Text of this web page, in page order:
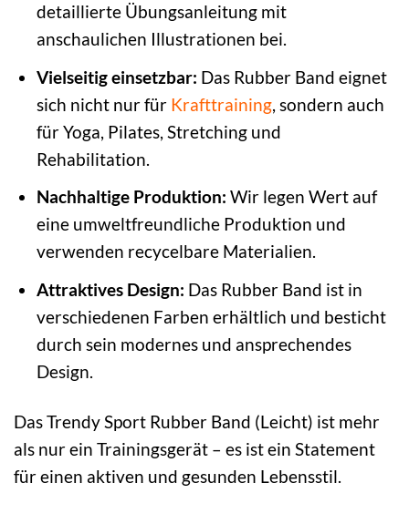
detaillierte Übungsanleitung mit
anschaulichen Illustrationen bei.
Vielseitig einsetzbar: Das Rubber Band eignet
sich nicht nur für Krafttraining, sondern auch
für Yoga, Pilates, Stretching und
Rehabilitation.
Nachhaltige Produktion: Wir legen Wert auf
eine umweltfreundliche Produktion und
verwenden recycelbare Materialien.
Attraktives Design: Das Rubber Band ist in
verschiedenen Farben erhältlich und besticht
durch sein modernes und ansprechendes
Design.
Das Trendy Sport Rubber Band (Leicht) ist mehr
als nur ein Trainingsgerät – es ist ein Statement
für einen aktiven und gesunden Lebensstil.